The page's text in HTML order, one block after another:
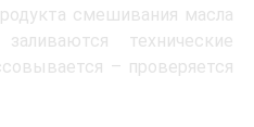
смешивания масла
технические
– проверяется